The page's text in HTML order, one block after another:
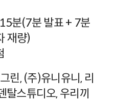
분(7분 발표 + 7분
재량)
린, (주)유니유니, 리
탈스튜디오, 우리끼